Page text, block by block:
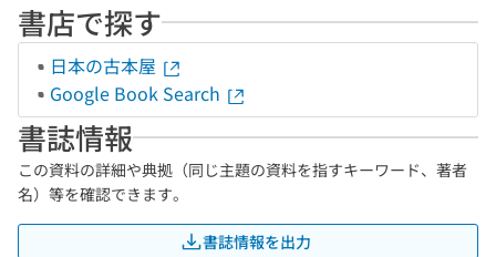
書店で探す
日本の古本屋
Google Book Search
書誌情報
この資料の詳細や典拠（同じ主題の資料を指すキーワード、著者
名）等を確認できます。
書誌情報を出力